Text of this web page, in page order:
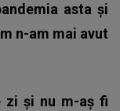
asta și
n-am mai avut
zi și nu m-aș fi